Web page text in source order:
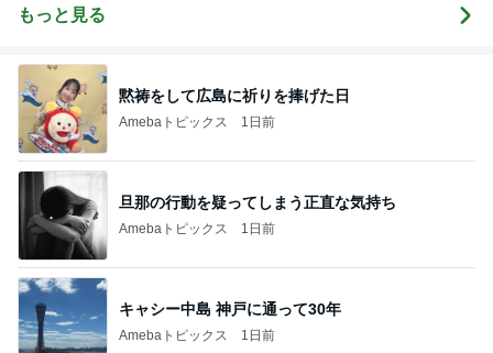
もっと見る
黙祷をして広島に祈りを捧げた日
Amebaトピックス 1日前
旦那の行動を疑ってしまう正直な気持ち
Amebaトピックス 1日前
キャシー中島 神戸に通って30年
Amebaトピックス 1日前